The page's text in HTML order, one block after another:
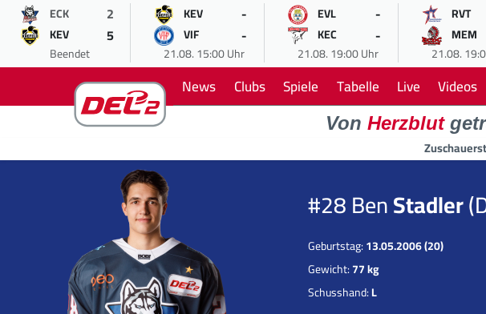
ECK 2
KEV 5
Beendet
KEV -
VIF -
21.08. 15:00 Uhr
EVL -
KEC -
21.08. 19:00 Uhr
RVT
MEM
21.08.
News Clubs Spiele Tabelle Live Videos
Von Herzblut
#28 BenStadler
Geburtstag:13.05.2006 (20)
Gewicht:77 kg
Schusshand:L